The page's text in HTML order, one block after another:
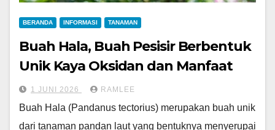
BERANDA INFORMASI TANAMAN
Buah Hala, Buah Pesisir Berbentuk
Unik Kaya Oksidan dan Manfaat
1 JUNI 2026 RAMLEE
Buah Hala (Pandanus tectorius) merupakan buah unik
dari tanaman pandan laut yang bentuknya menyerupai